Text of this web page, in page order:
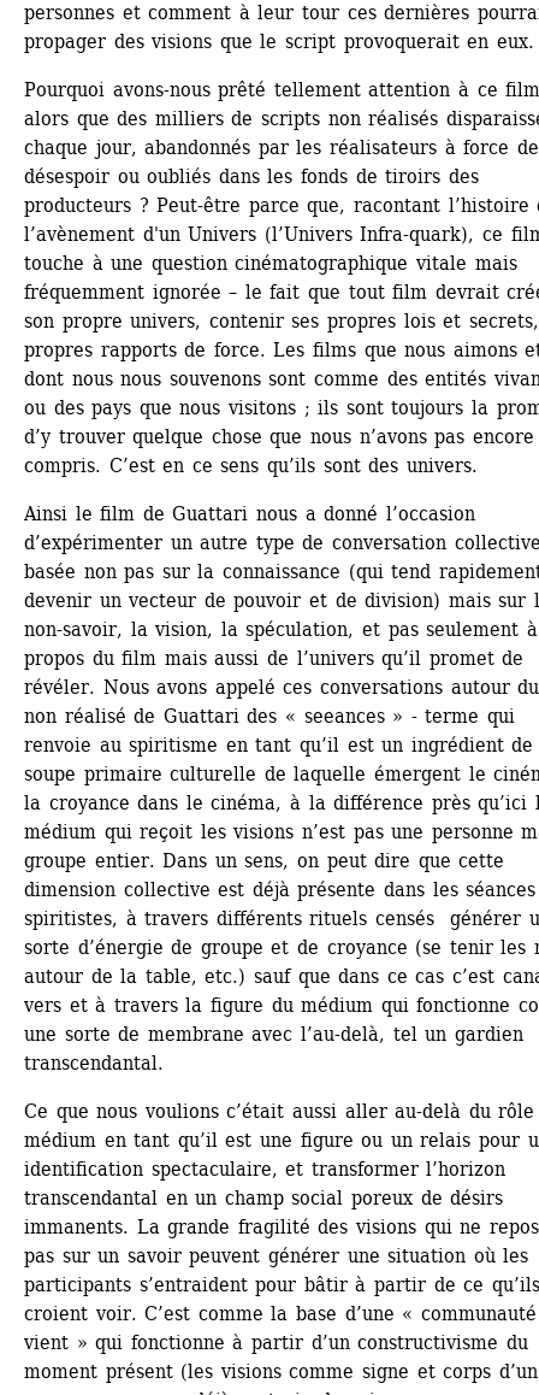
personnes et comment à leur tour ces dernières
propager des visions que le script provoquerait en eux.
Pourquoi avons-nous prêté tellement attention à ce
alors que des milliers de scripts non réalisés
chaque jour, abandonnés par les réalisateurs à force de
désespoir ou oubliés dans les fonds de tiroirs des
producteurs ? Peut-être parce que, racontant l’histoire
l’avènement d'un Univers (l’Univers Infra-quark), ce
touche à une question cinématographique vitale mais
fréquemment ignorée – le fait que tout film devrait
son propre univers, contenir ses propres lois et
propres rapports de force. Les films que nous aimons
dont nous nous souvenons sont comme des entités
ou des pays que nous visitons ; ils sont toujours la
d’y trouver quelque chose que nous n’avons pas
compris. C’est en ce sens qu’ils sont des univers.
Ainsi le film de Guattari nous a donné l’occasion
d’expérimenter un autre type de conversation
basée non pas sur la connaissance (qui tend
devenir un vecteur de pouvoir et de division) mais sur
non-savoir, la vision, la spéculation, et pas seulement à
propos du film mais aussi de l’univers qu’il promet de
révéler. Nous avons appelé ces conversations autour
non réalisé de Guattari des « seeances » - terme qui
renvoie au spiritisme en tant qu’il est un ingrédient
soupe primaire culturelle de laquelle émergent le
la croyance dans le cinéma, à la différence près qu’ici
médium qui reçoit les visions n’est pas une personne
groupe entier. Dans un sens, on peut dire que cette
dimension collective est déjà présente dans les séances
spiritistes, à travers différents rituels censés générer
sorte d’énergie de groupe et de croyance (se tenir les
autour de la table, etc.) sauf que dans ce cas c’est
vers et à travers la figure du médium qui fonctionne
une sorte de membrane avec l’au-delà, tel un gardien
transcendantal.
Ce que nous voulions c’était aussi aller au-delà du
médium en tant qu’il est une figure ou un relais pour
identification spectaculaire, et transformer l’horizon
transcendantal en un champ social poreux de désirs
immanents. La grande fragilité des visions qui ne
pas sur un savoir peuvent générer une situation où les
participants s’entraident pour bâtir à partir de ce qu’ils
croient voir. C’est comme la base d’une «
vient » qui fonctionne à partir d’un constructivisme du
moment présent (les visions comme signe et corps